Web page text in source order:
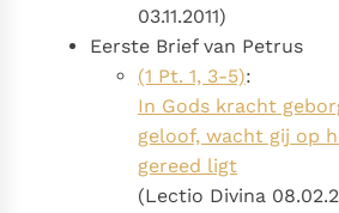
03.11.2011)
Eerste Brief van Petrus
(1 Pt. 1, 3-5):
In Gods kracht
geloof, wacht gij op
gereed ligt
(Lectio Divina